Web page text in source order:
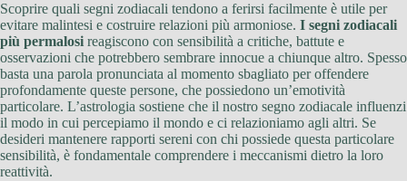
Scoprire quali segni zodiacali tendono a ferirsi facilmente è utile per
evitare malintesi e costruire relazioni più armoniose. I segni zodiacali
più permalosi reagiscono con sensibilità a critiche, battute e
osservazioni che potrebbero sembrare innocue a chiunque altro. Spesso
basta una parola pronunciata al momento sbagliato per offendere
profondamente queste persone, che possiedono un’emotività
particolare. L’astrologia sostiene che il nostro segno zodiacale influenzi
il modo in cui percepiamo il mondo e ci relazioniamo agli altri. Se
desideri mantenere rapporti sereni con chi possiede questa particolare
sensibilità, è fondamentale comprendere i meccanismi dietro la loro
reattività.